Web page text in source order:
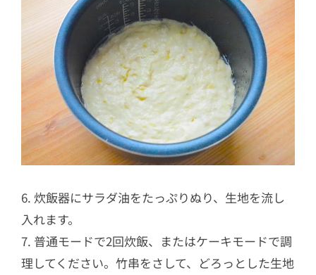
6. 炊飯器にサラダ油をたっぷりぬり、生地を流し
入れます。
7. 普通モードで2回炊飯、またはケーキモードで調
理してください。竹串をさして、どろっとした生地